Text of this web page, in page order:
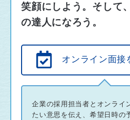
笑顔にしよう。そして
の達人になろう。
オンライン面接
企業の採用担当者とオンライ
たい意思を伝え、希望日時の